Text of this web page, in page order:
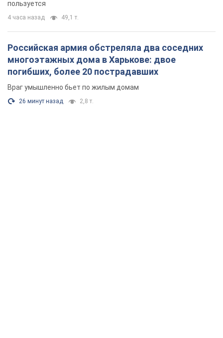
пользуется
4 часа назад 49,1 т.
Российская армия обстреляла два соседних
многоэтажных дома в Харькове: двое
погибших, более 20 пострадавших
Враг умышленно бьет по жилым домам
26 минут назад 2,8 т.